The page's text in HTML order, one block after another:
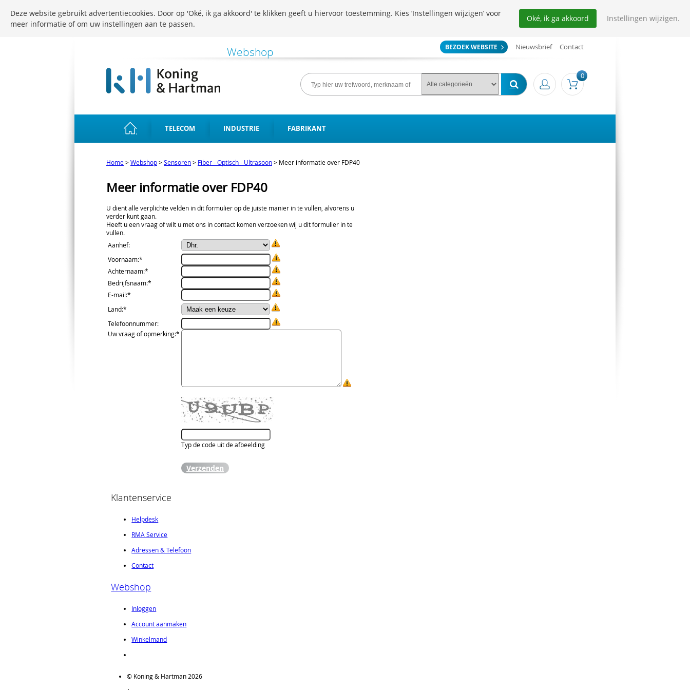
BEZOEK WEBSITE Nieuwsbrief Contact
0
TELECOM INDUSTRIE FABRIKANT
Home>Webshop>Sensoren> Fiber - Optisch - Ultrasoon> Meer informatie over FDP40
Meer informatie over FDP40
U dient alle verplichte velden in dit formulier op de juiste manier in te vullen, alvorens u
verder kunt gaan.
Heeft u een vraag of wilt u met ons in contact komen verzoeken wij u dit formulier in te
vullen.
Aanhef:
Voornaam:*
Achternaam:*
Bedrijfsnaam:*
E-mail:*
Land:*
Telefoonnummer:
Uw vraag of opmerking:*
Typ de code uit de afbeelding
Verzenden
Klantenservice
Helpdesk
RMA Service
Adressen & Telefoon
Contact
Webshop
Inloggen
Account aanmaken
Winkelmand
© Koning & Hartman 2026
Deze website gebruikt advertentiecookies. Door op 'Oké, ik ga akkoord' te klikken geeft u hiervoor toestemming. Kies ‘Instellingen wijzigen’ voor
meer informatie of om uw instellingen aan te passen.
Oké, ik ga akkoord Instellingen wijzigen.